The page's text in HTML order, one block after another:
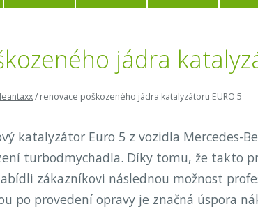
jádra
/renovace poškozeného jádra katalyzátoru EURO 5
katalyzátor Euro 5 z vozidla Mercedes-
turbodmychadla. Díky tomu, že takto
zákazníkovi následnou možnost
po provedení opravy je značná úspora